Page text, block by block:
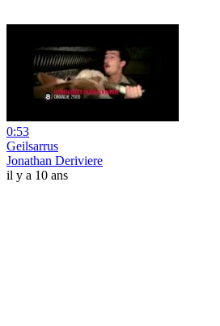
0:53
Geilsarrus
Jonathan Deriviere
il y a 10 ans